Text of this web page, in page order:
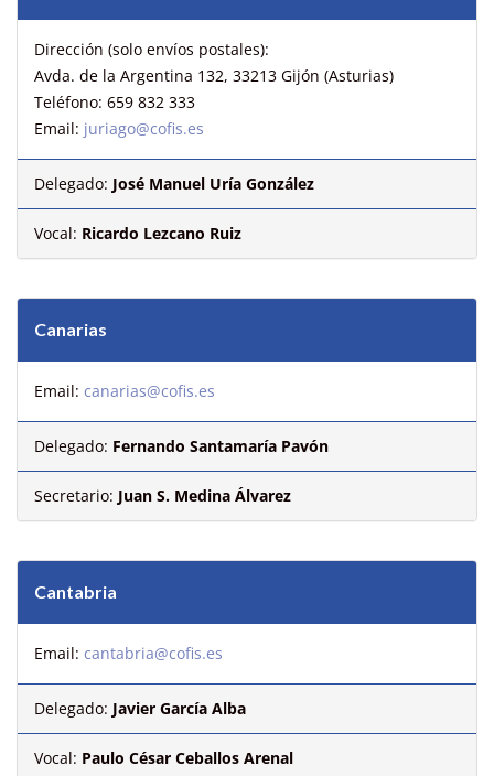
Dirección (solo envíos postales):
Avda. de la Argentina 132, 33213 Gijón (Asturias)
Teléfono: 659 832 333
Email: juriago@cofis.es
Delegado: José Manuel Uría González
Vocal: Ricardo Lezcano Ruiz
Canarias
Email: canarias@cofis.es
Delegado: Fernando Santamaría Pavón
Secretario: Juan S. Medina Álvarez
Cantabria
Email: cantabria@cofis.es
Delegado: Javier García Alba
Vocal: Paulo César Ceballos Arenal